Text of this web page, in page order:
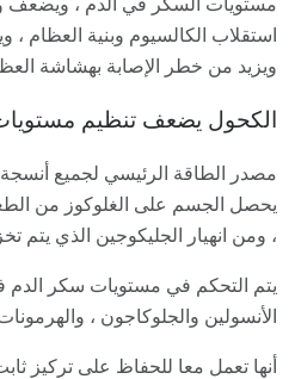
استقلاب الكالسيوم وبنية العظام ،
ويزيد من خطر الإصابة بهشاشة
الكحول يضعف تنظيم
مصدر الطاقة الرئيسي لجميع
يحصل الجسم على الغلوكوز من
، ومن انهيار الجليكوجين الذي يتم
يتم التحكم في مستويات سكر
الأنسولين والجلوكاجون ،
أنها تعمل معا للحفاظ على تركيز